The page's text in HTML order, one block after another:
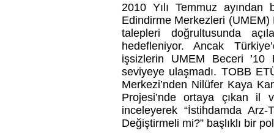
2010 Yılı Temmuz ayından
Edindirme Merkezleri (UMEM)
talepleri doğrultusunda
hedefleniyor. Ancak
işsizlerin UMEM Beceri ’10
seviyeye ulaşmadı. TOBB
Merkezi’nden Nilüfer Kaya
Projesi’nde ortaya çıkan il
inceleyerek “İstihdamda
Değiştirmeli mi?” başlıklı bir